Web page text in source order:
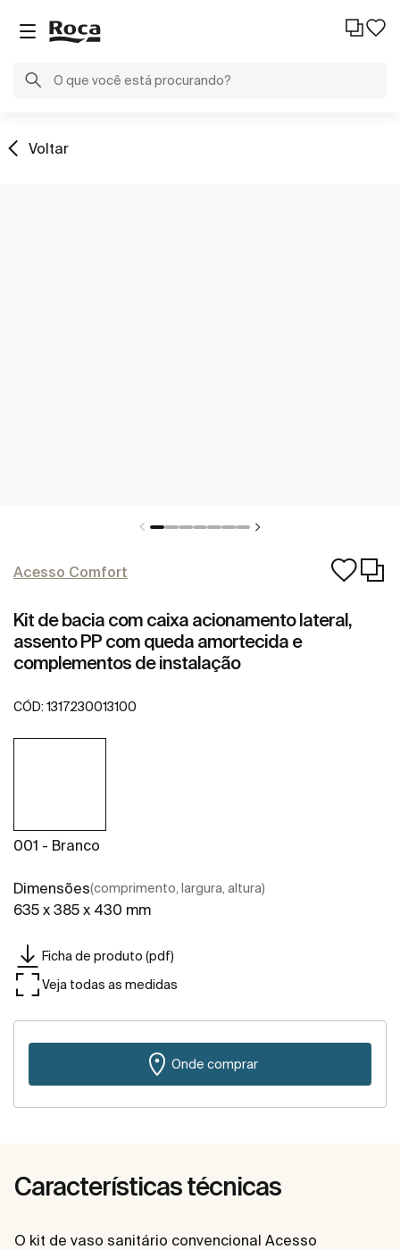
Voltar
Acesso Comfort
Kit de bacia com caixa acionamento lateral,
assento PP com queda amortecida e
complementos de instalação
CÓD: 1317230013100
001 - Branco
Dimensões(comprimento, largura, altura)
635 x 385 x 430 mm
Ficha de produto (pdf)
Veja todas as medidas
Onde comprar
Características técnicas
O kit de vaso sanitário convencional Acesso